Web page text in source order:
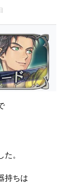
。
持ちは